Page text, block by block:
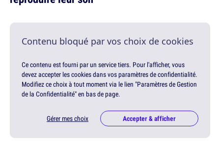
Contenu bloqué par vos choix de cookies
Ce contenu est fourni par un service tiers. Pour l'afficher, vous
devez accepter les cookies dans vos paramètres de confidentialité.
Modifiez ce choix à tout moment via le lien "Paramètres de Gestion
de la Confidentialité" en bas de page.
Gérer mes choix Accepter & afficher